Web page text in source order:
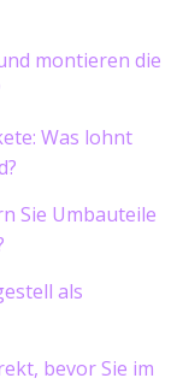
montieren die
Was lohnt
Sie Umbauteile
als
bevor Sie im